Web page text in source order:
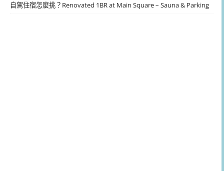
自駕住宿怎麼挑？Renovated 1BR at Main Square – Sauna & Parking